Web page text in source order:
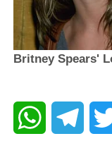
WhatsApp